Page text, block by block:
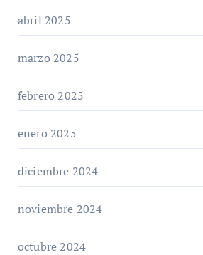
abril 2025
marzo 2025
febrero 2025
enero 2025
diciembre 2024
noviembre 2024
octubre 2024